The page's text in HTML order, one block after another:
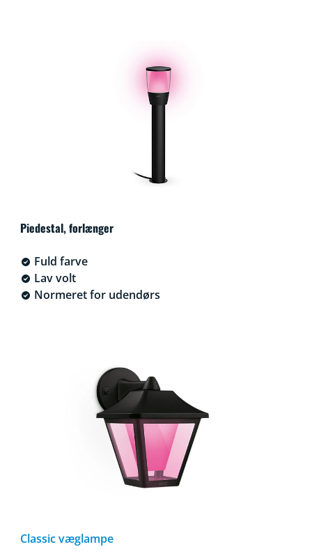
Piedestal, forlænger
Fuld farve
Lav volt
Normeret for udendørs
Classic væglampe